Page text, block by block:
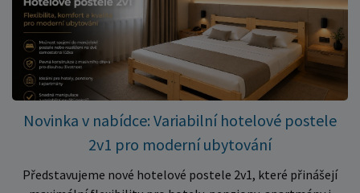
– jen 399 Kč Využijte této mimořádné nabídky a pořiďte
kvalitní matraci za cenu, která patří k nejvýhodnějším na
trhu. Akce platí pouze do vyprodání zásob. Nakupujte chytře a
ušetřete!
Novinka v nabídce: Variabilní hotelové postele
2v1 pro moderní ubytování
Představujeme nové hotelové postele 2v1, které přinášejí